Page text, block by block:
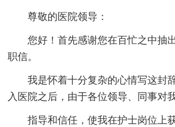
尊敬的医院领导：
您好！首先感谢您在百忙之中抽
职信。
我是怀着十分复杂的心情写这封
入医院之后，由于各位领导、同事对
指导和信任，使我在护士岗位上